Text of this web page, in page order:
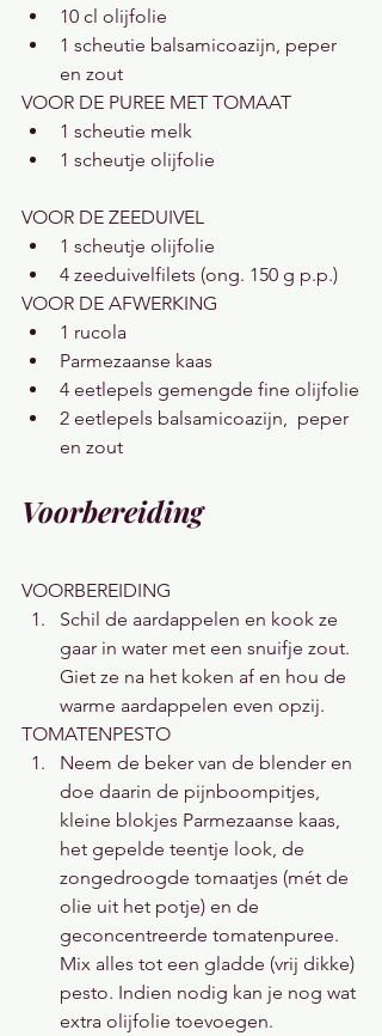
10 cl olijfolie
1 scheutie balsamicoazijn, peper
en zout
VOOR DE PUREE MET TOMAAT
1 scheutie melk
1 scheutje olijfolie
VOOR DE ZEEDUIVEL
1 scheutje olijfolie
4 zeeduivelfilets (ong. 150 g p.p.)
VOOR DE AFWERKING
1 rucola
Parmezaanse kaas
4 eetlepels gemengde fine olijfolie
2 eetlepels balsamicoazijn,  peper
en zout
Voorbereiding
VOORBEREIDING
Schil de aardappelen en kook ze
gaar in water met een snuifje zout.
Giet ze na het koken af en hou de
warme aardappelen even opzij.
TOMATENPESTO
Neem de beker van de blender en
doe daarin de pijnboompitjes,
kleine blokjes Parmezaanse kaas,
het gepelde teentje look, de
zongedroogde tomaatjes (mét de
olie uit het potje) en de
geconcentreerde tomatenpuree.
Mix alles tot een gladde (vrij dikke)
pesto. Indien nodig kan je nog wat
extra olijfolie toevoegen.